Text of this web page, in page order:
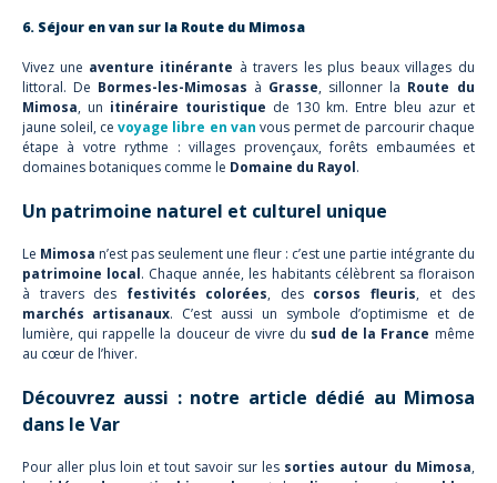
6. Séjour en van sur la Route du Mimosa
Vivez une aventure itinérante à travers les plus beaux villages du
littoral. De Bormes-les-Mimosas à Grasse, sillonner la Route du
Mimosa, un itinéraire touristique de 130 km. Entre bleu azur et
jaune soleil, ce voyage libre en van vous permet de parcourir chaque
étape à votre rythme : villages provençaux, forêts embaumées et
domaines botaniques comme le Domaine du Rayol.
Un patrimoine naturel et culturel unique
Le Mimosa n’est pas seulement une fleur : c’est une partie intégrante du
patrimoine local. Chaque année, les habitants célèbrent sa floraison
à travers des festivités colorées, des corsos fleuris, et des
marchés artisanaux. C’est aussi un symbole d’optimisme et de
lumière, qui rappelle la douceur de vivre du sud de la France même
au cœur de l’hiver.
Découvrez aussi : notre article dédié au Mimosa
dans le Var
Pour aller plus loin et tout savoir sur les sorties autour du Mimosa,